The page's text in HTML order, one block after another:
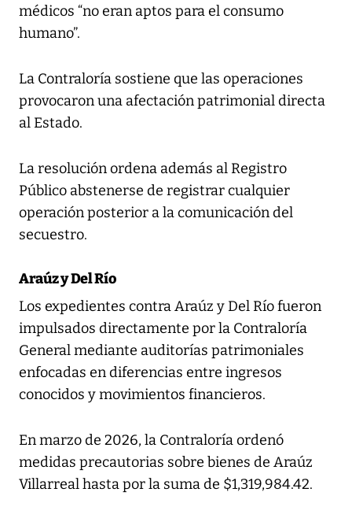
médicos “no eran aptos para el consumo
humano”.
La Contraloría sostiene que las operaciones
provocaron una afectación patrimonial directa
al Estado.
La resolución ordena además al Registro
Público abstenerse de registrar cualquier
operación posterior a la comunicación del
secuestro.
Araúz y Del Río
Los expedientes contra Araúz y Del Río fueron
impulsados directamente por la Contraloría
General mediante auditorías patrimoniales
enfocadas en diferencias entre ingresos
conocidos y movimientos financieros.
En marzo de 2026, la Contraloría ordenó
medidas precautorias sobre bienes de Araúz
Villarreal hasta por la suma de $1,319,984.42.